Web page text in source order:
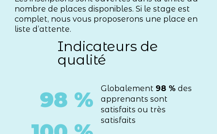
nombre de places disponibles. Si le stage est
complet, nous vous proposerons une place en
liste d’attente.
Indicateurs de
qualité
98 %
Globalement 98 % des
apprenants sont
satisfaits ou très
satisfaits